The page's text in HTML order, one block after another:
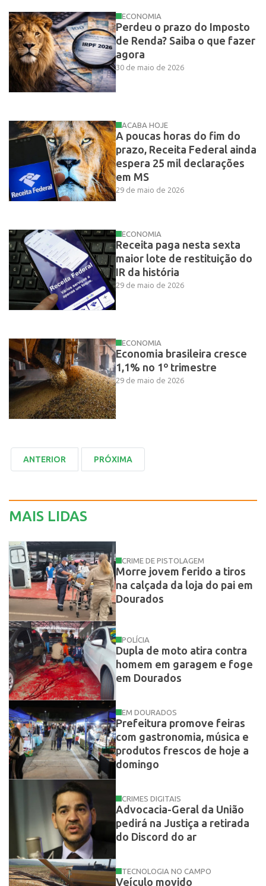
ECONOMIA
Perdeu o prazo do Imposto
de Renda? Saiba o que fazer
agora
30 de maio de 2026
ACABA HOJE
A poucas horas do fim do
prazo, Receita Federal ainda
espera 25 mil declarações
em MS
29 de maio de 2026
ECONOMIA
Receita paga nesta sexta
maior lote de restituição do
IR da história
29 de maio de 2026
ECONOMIA
Economia brasileira cresce
1,1% no 1º trimestre
29 de maio de 2026
MAIS LIDAS
CRIME DE PISTOLAGEM
Morre jovem ferido a tiros
na calçada da loja do pai em
Dourados
POLÍCIA
Dupla de moto atira contra
homem em garagem e foge
em Dourados
EM DOURADOS
Prefeitura promove feiras
com gastronomia, música e
produtos frescos de hoje a
domingo
CRIMES DIGITAIS
Advocacia-Geral da União
pedirá na Justiça a retirada
do Discord do ar
TECNOLOGIA NO CAMPO
Veículo movido